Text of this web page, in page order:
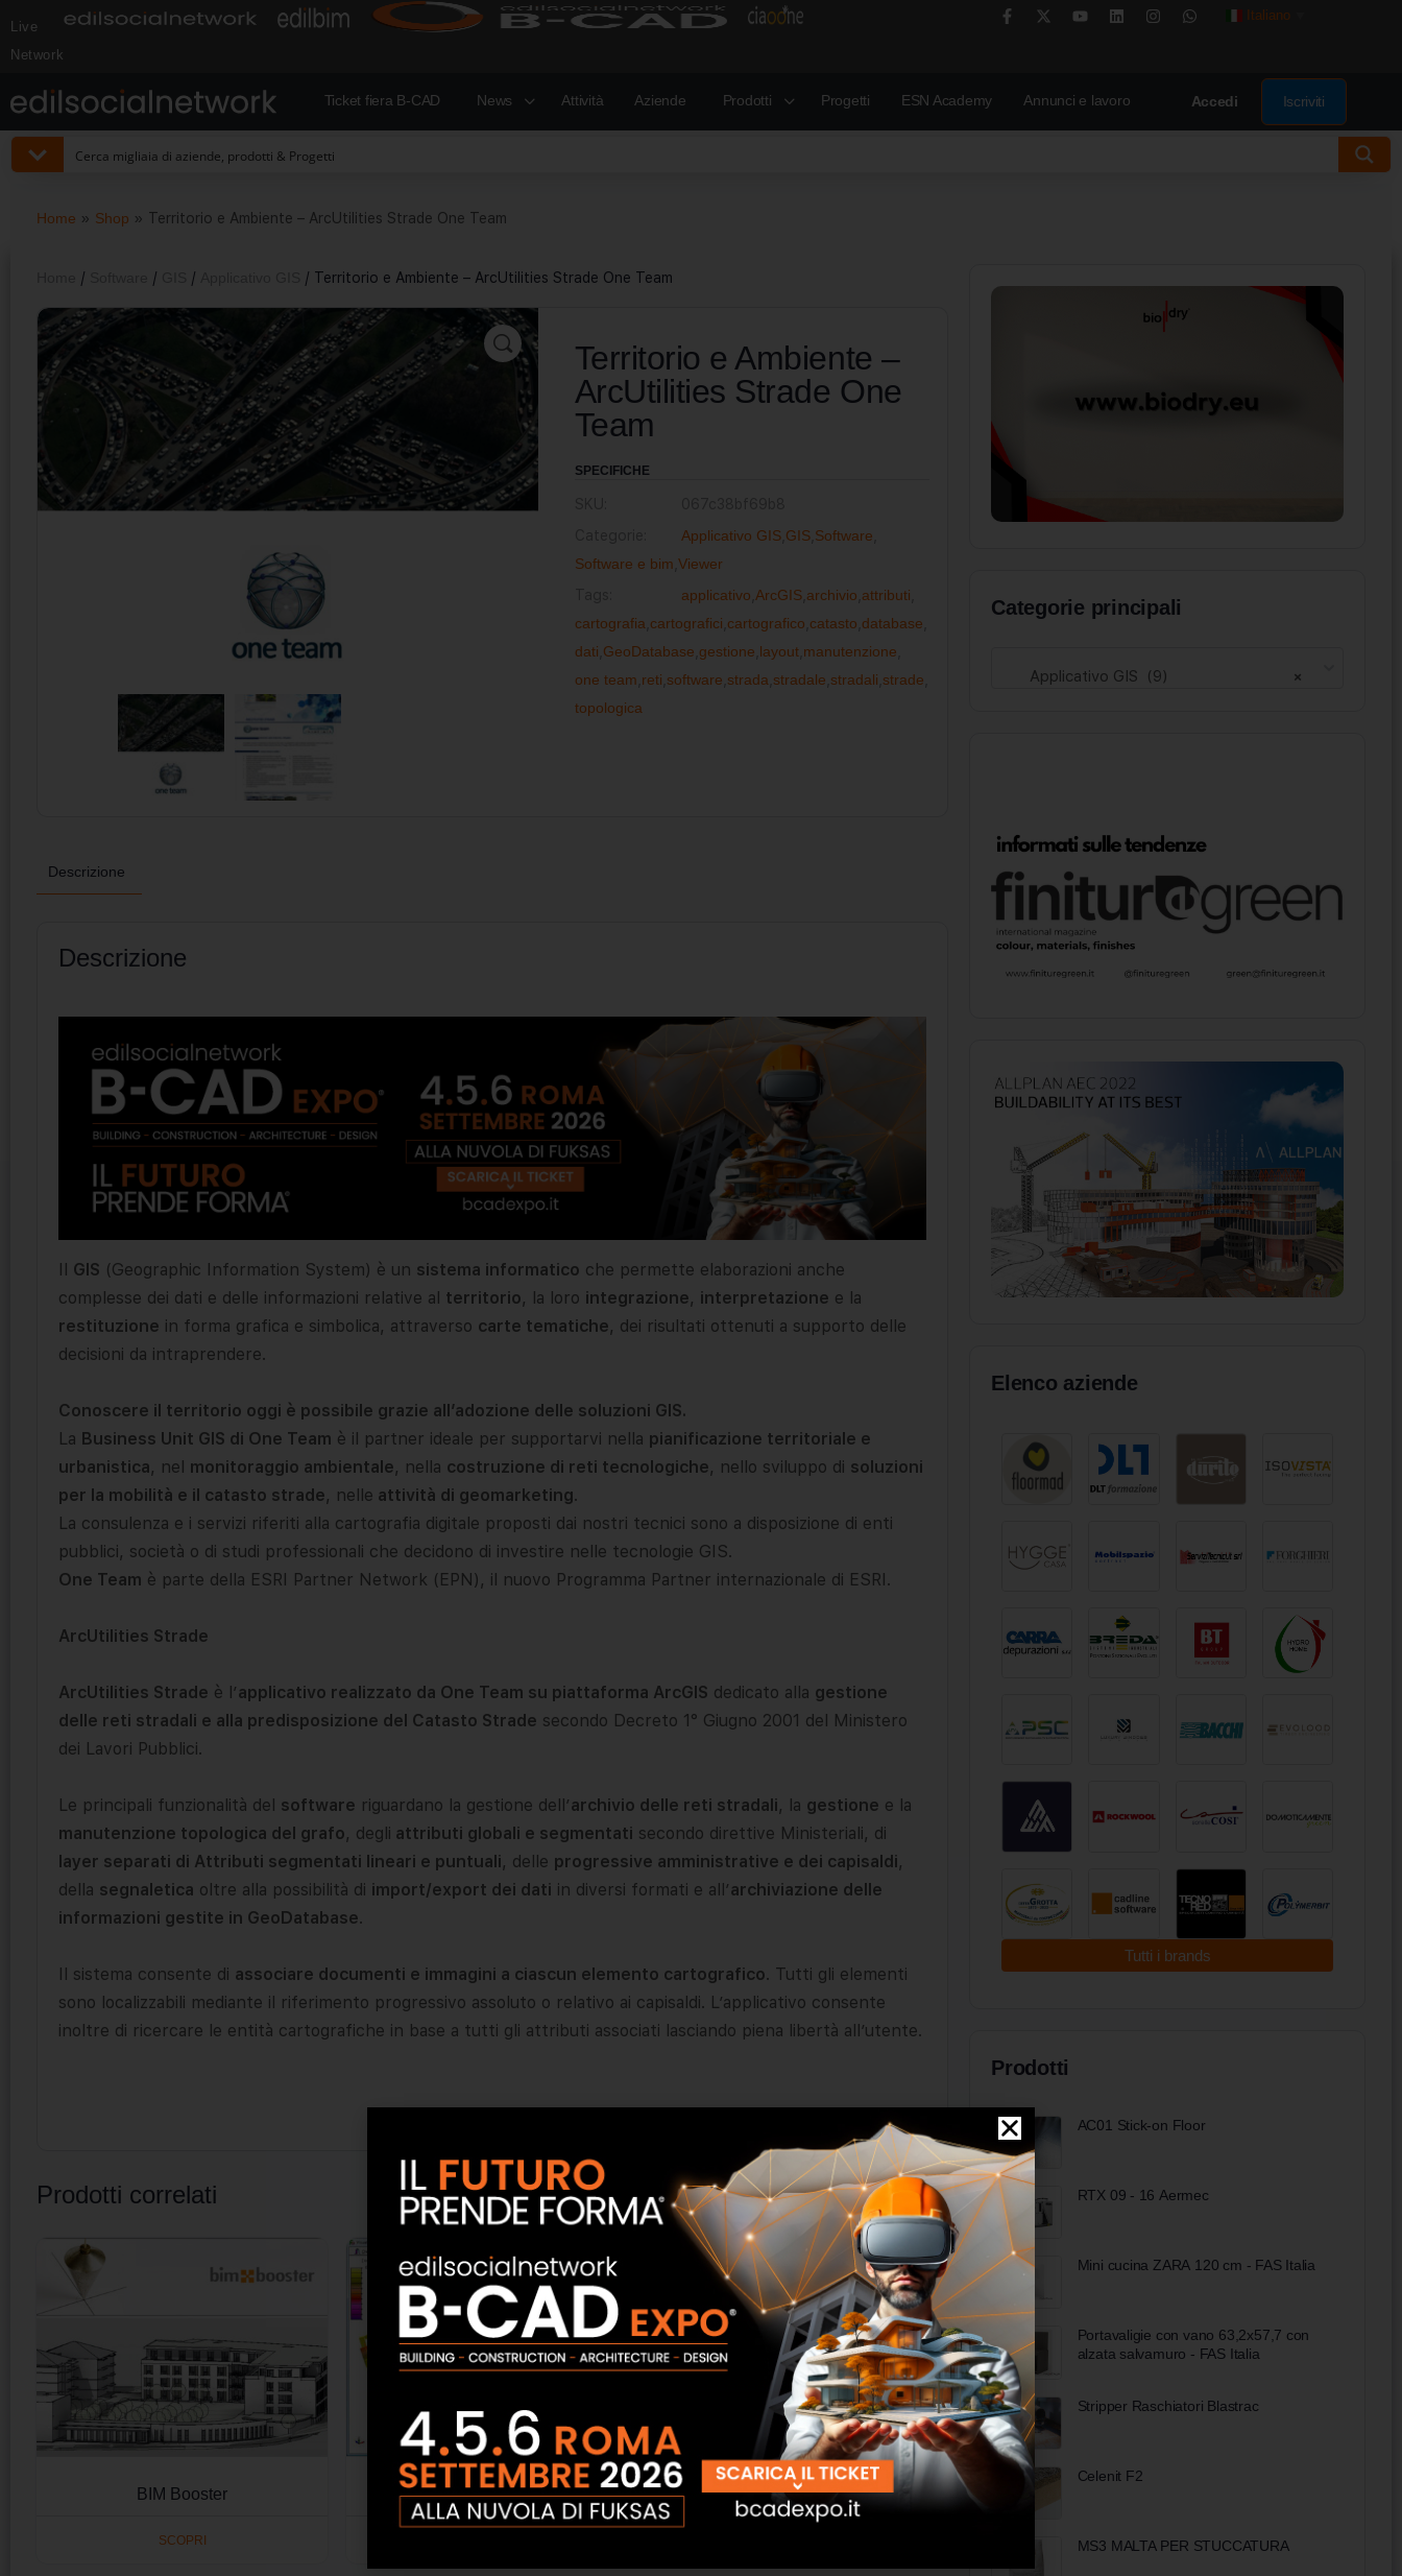
Live
Network
Italiano
Ticket fiera B-CAD News Attività Aziende Prodotti Progetti ESN Academy Annunci e lavoro Accedi Iscriviti
Home » Shop » Territorio e Ambiente – ArcUtilities Strade One Team
/ / / / Territorio e Ambiente – ArcUtilities Strade One Team
Territorio e Ambiente –
ArcUtilities Strade One
Team
SPECIFICHE
Applicativo GIS, GIS, Software
Software e bim Viewer
applicativo ArcGIS, archivio attributi
cartografia cartografici cartografico catasto database
dati GeoDatabase gestione layout, manutenzione
one team reti software strada stradale stradali strade
topologica
Descrizione
Descrizione
Il GIS (Geographic Information System) è un sistema informatico che permette elaborazioni anche
complesse dei dati e delle informazioni relative al territorio, la loro integrazione, interpretazione e la
restituzione in forma grafica e simbolica, attraverso carte tematiche, dei risultati ottenuti a supporto delle
decisioni da intraprendere.
Conoscere il territorio oggi è possibile grazie all’adozione delle soluzioni GIS.
La Business Unit GIS di One Team è il partner ideale per supportarvi nella pianificazione territoriale e
urbanistica, nel monitoraggio ambientale, nella costruzione di reti tecnologiche, nello sviluppo di soluzioni
per la mobilità e il catasto strade, nelle attività di geomarketing.
La consulenza e i servizi riferiti alla cartografia digitale proposti dai nostri tecnici sono a disposizione di enti
pubblici, società o di studi professionali che decidono di investire nelle tecnologie GIS.
One Team è parte della ESRI Partner Network (EPN), il nuovo Programma Partner internazionale di ESRI.
ArcUtilities Strade
ArcUtilities Strade è l’applicativo realizzato da One Team su piattaforma ArcGIS dedicato alla gestione
delle reti stradali e alla predisposizione del Catasto Strade secondo Decreto 1° Giugno 2001 del Ministero
dei Lavori Pubblici.
Le principali funzionalità del software riguardano la gestione dell’archivio delle reti stradali, la gestione e la
manutenzione topologica del grafo, degli attributi globali e segmentati secondo direttive Ministeriali, di
layer separati di Attributi segmentati lineari e puntuali, delle progressive amministrative e dei capisaldi,
della segnaletica oltre alla possibilità di import/export dei dati in diversi formati e all’archiviazione delle
informazioni gestite in GeoDatabase.
Il sistema consente di associare documenti e immagini a ciascun elemento cartografico. Tutti gli elementi
sono localizzabili mediante il riferimento progressivo assoluto o relativo ai capisaldi. L’applicativo consente
inoltre di ricercare le entità cartografiche in base a tutti gli attributi associati lasciando piena libertà all’utente.
Prodotti correlati
BIM Booster
SCOPRI
FaTA-E ProTRACK – Analist Group
Categorie principali
×
Applicativo GIS (9)
Elenco aziende
Tutti i brands
Prodotti
AC01 Stick-on Floor
RTX 09 - 16 Aermec
Mini cucina ZARA 120 cm - FAS Italia
Portavaligie con vano 63,2x57,7 con
alzata salvamuro - FAS Italia
Stripper Raschiatori Blastrac
Celenit F2
MS3 MALTA PER STUCCATURA